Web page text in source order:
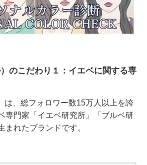
のこだわり１：イエベに関する専
は、総フォロワー数15万人以上を誇
専門家「イエベ研究所」「ブルベ研
まれたブランドです。